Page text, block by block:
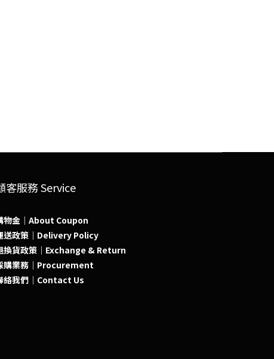
客服務 Service
物金｜About Coupon
送政策｜Delivery Policy
換貨政策｜Exchange & Return
購業務｜Procurement
絡我們｜Contact Us